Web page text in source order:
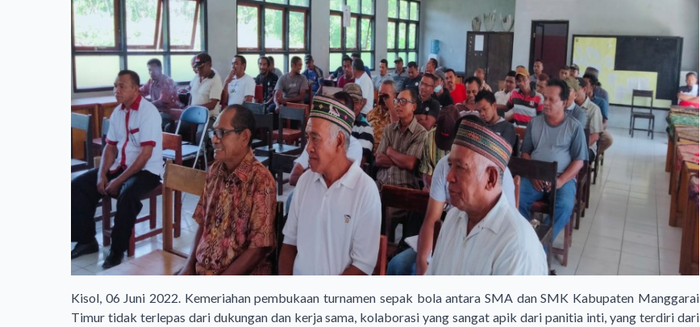
Kisol, 06 Juni 2022. Kemeriahan pembukaan turnamen sepak bola antara SMA dan SMK Kabupaten Manggarai
Timur tidak terlepas dari dukungan dan kerja sama, kolaborasi yang sangat apik dari panitia inti, yang terdiri dari